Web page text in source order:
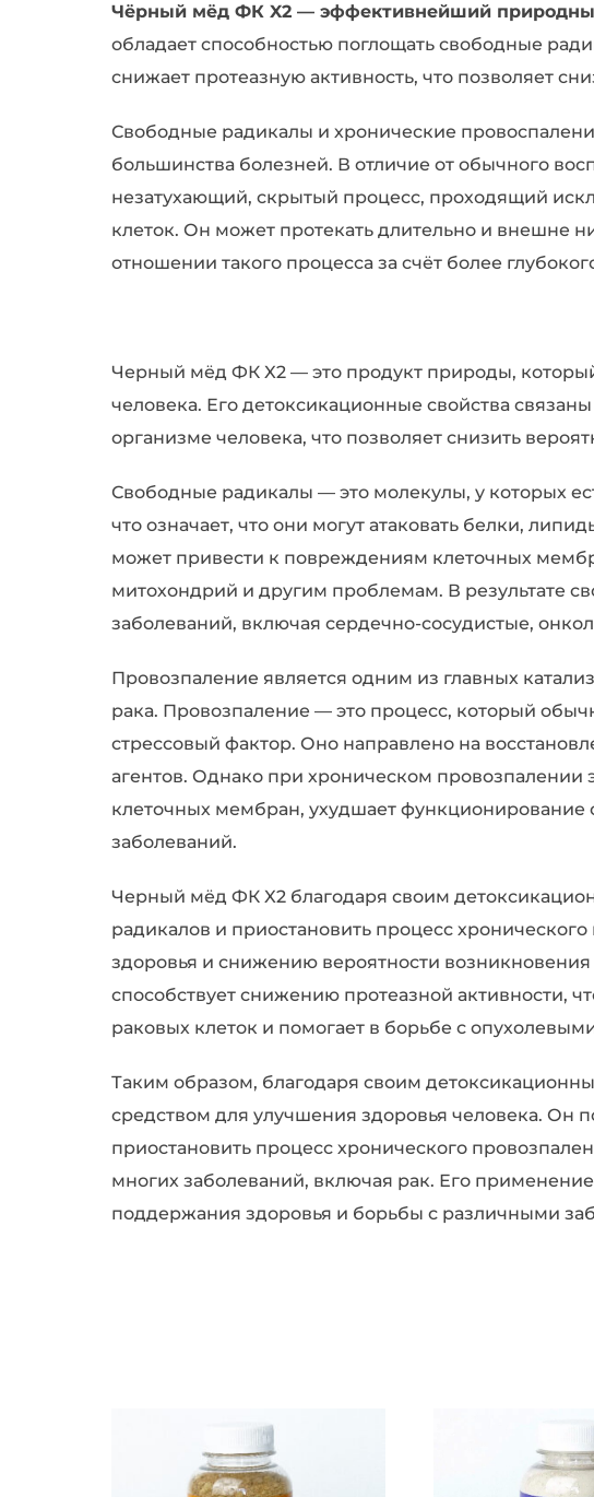
Чёрный мёд ФК X2 — эффективнейший
обладает способностью поглощать свободные
снижает протеазную активность, что позволяет
Свободные радикалы и хронические
большинства болезней. В отличие от обычного
незатухающий, скрытый процесс, проходящий
клеток. Он может протекать длительно и внешне
отношении такого процесса за счёт более
Черный мёд ФК X2 — это продукт природы,
человека. Его детоксикационные свойства
организме человека, что позволяет снизить
Свободные радикалы — это молекулы, у которых
что означает, что они могут атаковать белки,
может привести к повреждениям клеточных
митохондрий и другим проблемам. В результате
заболеваний, включая сердечно-сосудистые,
Провозпаление является одним из главных
рака. Провозпаление — это процесс, который
стрессовый фактор. Оно направлено на
агентов. Однако при хроническом
клеточных мембран, ухудшает функционирование
заболеваний.
Черный мёд ФК X2 благодаря своим
радикалов и приостановить процесс
здоровья и снижению вероятности
способствует снижению протеазной активности,
раковых клеток и помогает в борьбе с
Таким образом, благодаря своим
средством для улучшения здоровья человека. Он
приостановить процесс хронического
многих заболеваний, включая рак. Его
поддержания здоровья и борьбы с различными